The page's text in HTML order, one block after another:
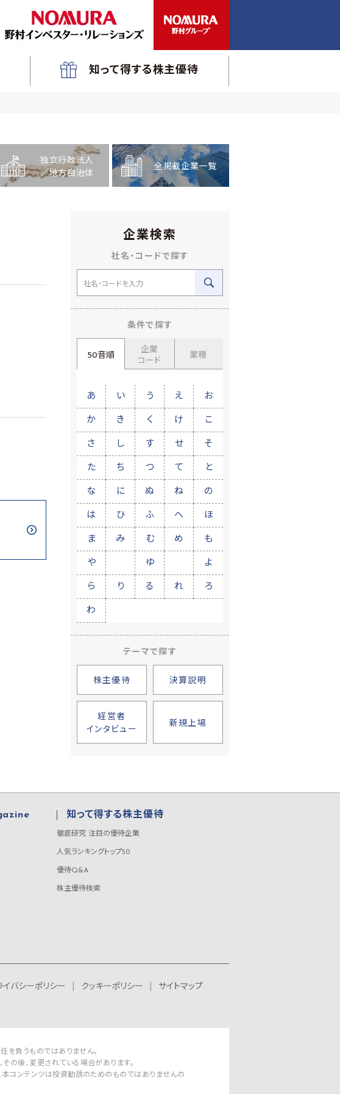
知って得する株主優待
独立行政法人
／地方自治体
全掲載企業一覧
企業検索
社名・コードで探す
条件で探す
50音順
企業
コード
業種
あ い う え お
か き く け こ
さ し す せ そ
た ち つ て と
な に ぬ ね の
は ひ ふ へ ほ
ま み む め も
や ゆ よ
ら り る れ ろ
わ
テーマで探す
株主優待 決算説明
経営者
インタビュー
新規上場
知って得する株主優待
徹底研究 注目の優待企業
人気ランキングトップ50
優待Q&A
株主優待検索
イバシーポリシー クッキーポリシー
サイトマップ
を負うものではありません。
の後、変更されている場合があります。
コンテンツは投資勧誘のためのものではありませんの